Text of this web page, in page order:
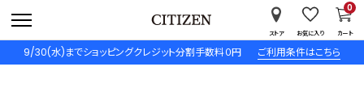
9/30(水)までショッピングクレジット分割手数料０円 ご利用条件はこちら
ストア お気に入り カート
0